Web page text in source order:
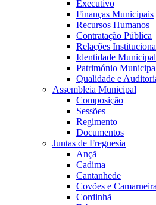
Executivo
Finanças Municipais
Recursos Humanos
Contratação Pública
Relações
Identidade Municipal
Património
Qualidade e
Assembleia Municipal
Composição
Sessões
Regimento
Documentos
Juntas de Freguesia
Ançã
Cadima
Cantanhede
Covões e Camarneira
Cordinhã